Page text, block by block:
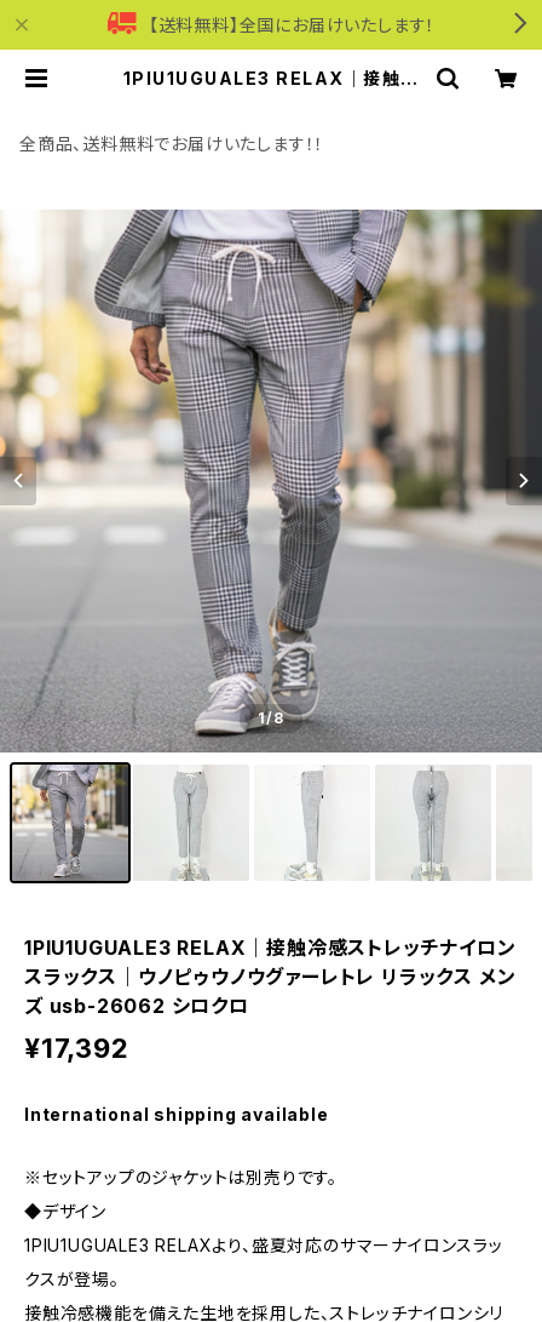
【送料無料】全国にお届けいたします！
1PIU1UGUALE3 RELAX｜接触冷
メンズ usb-26062 シロクロ | モリ
ワンワールドオンラインショップ｜ビ
全商品、送料無料でお届けいたします！！
1/8
1PIU1UGUALE3 RELAX｜接触冷感ストレッチナイロン
スラックス｜ウノピゥウノウグァーレトレ リラックス メン
ズ usb-26062 シロクロ
¥17,392
International shipping available
※セットアップのジャケットは別売りです。
◆デザイン
1PIU1UGUALE3 RELAXより、盛夏対応のサマーナイロンスラッ
クスが登場。
接触冷感機能を備えた生地を採用した、ストレッチナイロンシリ